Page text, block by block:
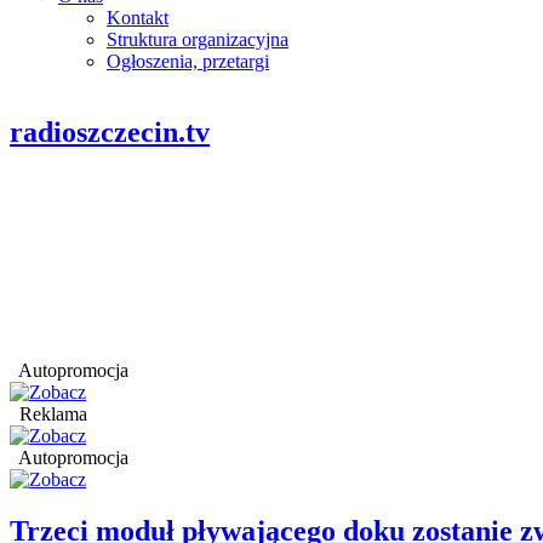
Kontakt
Struktura organizacyjna
Ogłoszenia, przetargi
radioszczecin.tv
Autopromocja
Reklama
Autopromocja
Trzeci moduł pływającego doku zostanie